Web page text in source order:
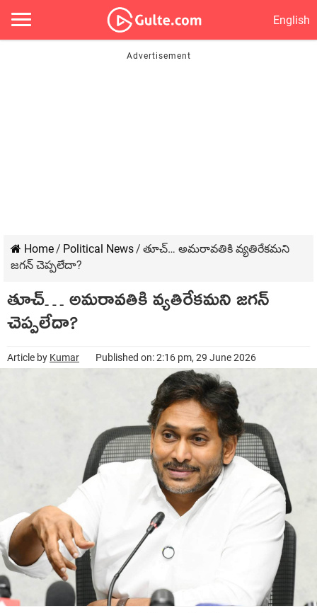
English
Home/ Political News/ తూచ్… అమరావతికి వ్యతిరేకమని
జగన్ చెప్పలేదా?
తూచ్… అమరావతికి వ్యతిరేకమని జగన్
చెప్పలేదా?
Article by Kumar Published on: 2:16 pm, 29 June 2026